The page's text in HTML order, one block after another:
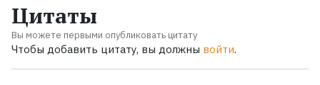
Цитаты
Вы можете первыми опубликовать цитату
Чтобы добавить цитату, вы должны войти.